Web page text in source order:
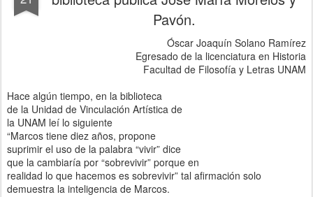
Pavón.
Óscar Joaquín Solano Ramírez
Egresado de la licenciatura en Historia
Facultad de Filosofía y Letras UNAM
Hace algún tiempo, en la biblioteca
de la Unidad de Vinculación Artística de
la UNAM leí lo siguiente
“Marcos tiene diez años, propone
suprimir el uso de la palabra “vivir” dice
que la cambiaría por “sobrevivir” porque en
realidad lo que hacemos es sobrevivir” tal afirmación solo
demuestra la inteligencia de Marcos.